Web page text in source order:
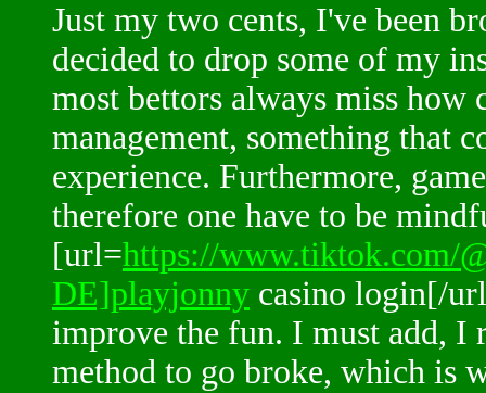
Just my two cents, I've been
decided to drop some of my
most bettors always miss
management, something that
experience. Furthermore,
therefore one have to be
[url=https://www.tiktok.com/
DE]playjonny casino login[/
improve the fun. I must add, I
method to go broke, which is